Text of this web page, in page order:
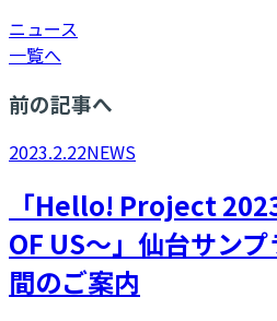
ニュース
一覧へ
前の記事へ
2023.2.22NEWS
「Hello! Project
OF US～」仙台サン
間のご案内